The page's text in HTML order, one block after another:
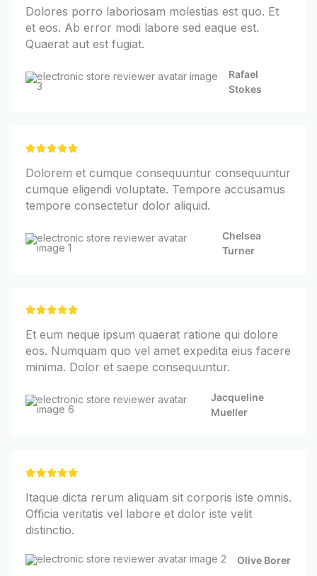
5
Dolores porro laboriosam molestias est quo. Et
et eos. Ab error modi labore sed eaque est.
Quaerat aut est fugiat.
Rafael
Stokes
5
5
Dolorem et cumque consequuntur consequuntur
cumque eligendi voluptate. Tempore accusamus
tempore consectetur dolor aliquid.
Chelsea
Turner
5
5
Et eum neque ipsum quaerat ratione qui dolore
eos. Numquam quo vel amet expedita eius facere
minima. Dolor et saepe consequuntur.
Jacqueline
Mueller
5
5
Itaque dicta rerum aliquam sit corporis iste omnis.
Officia veritatis vel labore et dolor iste velit
distinctio.
Olive Borer